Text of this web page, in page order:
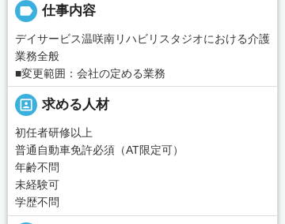
label 仕事内容
デイサービス温咲南リハビリスタジオにおける介護
業務全般
■変更範囲：会社の定める業務
portrait 求める人材
初任者研修以上
普通自動車免許必須（AT限定可）
年齢不問
未経験可
学歴不問